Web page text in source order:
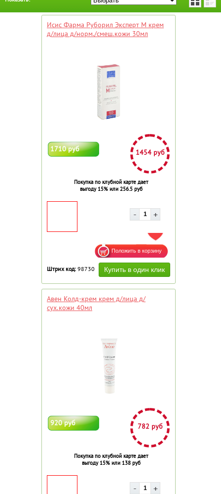
Исис Фарма Руборил Эксперт М крем
д/лица д/норм./смеш.кожи 30мл
1710 руб 1454 руб
Покупка по клубной карте дает
выгоду 15% или 256.5 руб
ДОБАВИТЬ В ИЗБРАННОЕ
Штрих код: 98730
Авен Колд-крем крем д/лица д/
сух.кожи 40мл
920 руб 782 руб
Покупка по клубной карте дает
выгоду 15% или 138 руб